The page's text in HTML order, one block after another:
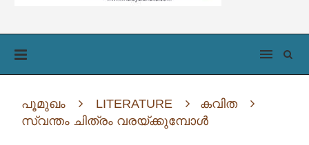
പൂമുഖം LITERATURE
കവിത
സ്വന്തം ചിത്രം വരയ്ക്കുമ്പോൾ